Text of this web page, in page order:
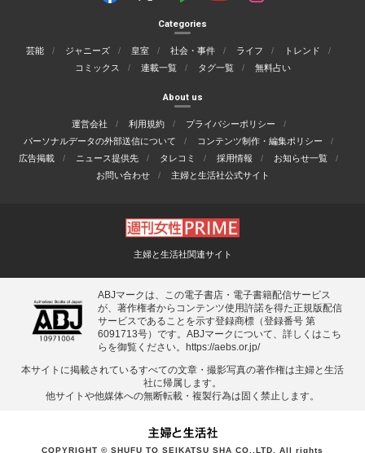
Categories
芸能 ジャニーズ 皇室 社会・事件 ライフ
トレンド
コミックス
連載一覧 タグ一覧 無料占い
About us
運営会社 利用規約
プライバシーポリシー
パーソナルデータの外部送信について
コンテンツ制作・編集ポリシー
広告掲載
ニュース提供先 タレコミ 採用情報
お知らせ一覧
お問い合わせ
主婦と生活社公式サイト
主婦と生活社関連サイト
ABJマークは、この電子書店・電子書籍配信サービス
が、著作権者からコンテンツ使用許諾を得た正規版配信
サービスであることを示す登録商標（登録番号 第
6091713号）です。ABJマークについて、詳しくはこち
らを御覧ください。 https://aebs.or.jp/
本サイトに掲載されているすべての⽂章・撮影写真の著作権は主婦と⽣活
社に帰属します。
他サイトや他媒体への無断転載・複製⾏為は固く禁⽌します。
COPYRIGHT © SHUFU TO SEIKATSU SHA CO.,LTD. All rights